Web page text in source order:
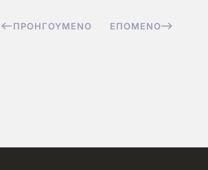
ΠΡΟΗΓΟΎΜΕΝΟ ΕΠΌΜΕΝΟ